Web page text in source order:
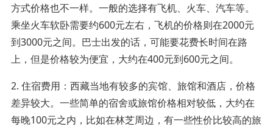
方式价格也不一样。一般的选择有飞机、火车、汽车等。
乘坐火车软卧需要约600元左右，飞机的价格则在2000元
到3000元之间。巴士出发的话，可能要花费长时间在路
上，但是价格较为便宜，大约在400元到600元之间。
2. 住宿费用：西藏当地有较多的宾馆、旅馆和酒店，价格
差异较大。一些简单的宿舍或旅馆价格相对较低，大约在
每晚100元之内，比如在林芝周边，有一些性价比较高的旅